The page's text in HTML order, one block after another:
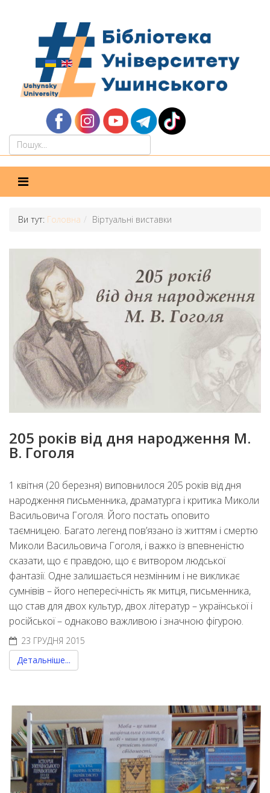
Ви тут: Головна Віртуальні виставки
205 років від дня народження М.
В. Гоголя
1 квітня (20 березня) виповнилося 205 років від дня
народження письменника, драматурга і критика Миколи
Васильовича Гоголя. Його постать оповито
таємницею. Багато легенд пов’язано із життям і смертю
Миколи Васильовича Гоголя, і важко із впевненістю
сказати, що є правдою, що є витвором людської
фантазії. Одне залишається незмінним і не викликає
сумнівів – його непересічність як митця, письменника,
що став для двох культур, двох літератур – української і
російської – однаково важливою і значною фігурою.
23 ГРУДНЯ 2015
Детальніше...